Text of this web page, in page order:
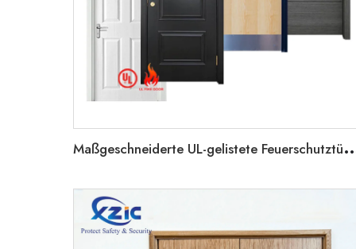
aßgeschneiderte UL-gelistete Feuerschutztüren aus